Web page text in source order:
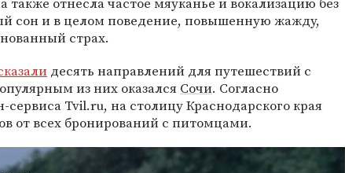
сон и в целом поведение, повышенную жажду,
страх.
десять направлений для путешествий с
из них оказался Сочи. Согласно
Tvil.ru, на столицу Краснодарского края
от всех бронирований с питомцами.